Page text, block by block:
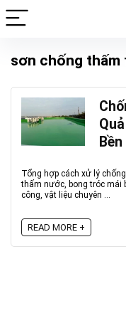
sơn chống thấm
Tổng hợp cách xử lý
thấm nước, bong tróc mái
công, vật liệu chuyên ...
READ MORE +